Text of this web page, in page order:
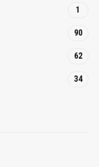
1
90
62
34